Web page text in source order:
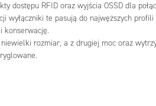
dostępu RFID oraz wyjścia OSSD dla
wyłączniki te pasują do najwęższych profili
konserwację.
rozmiar, a z drugiej moc oraz